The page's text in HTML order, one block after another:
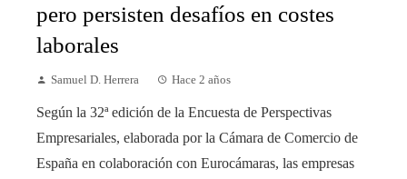
pero persisten desafíos en costes
laborales
Samuel D. Herrera Hace 2 años
Según la 32ª edición de la Encuesta de Perspectivas
Empresariales, elaborada por la Cámara de Comercio de
España en colaboración con Eurocámaras, las empresas